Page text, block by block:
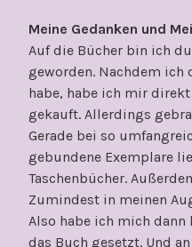
Meine Gedanken und
Auf die Bücher bin ich
geworden. Nachdem ich
habe, habe ich mir
gekauft. Allerdings
Gerade bei so
gebundene Exemplare
Taschenbücher.
Zumindest in meinen
Also habe ich mich dann
das Buch gesetzt. Und